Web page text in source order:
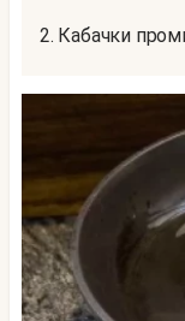
2. Кабачки